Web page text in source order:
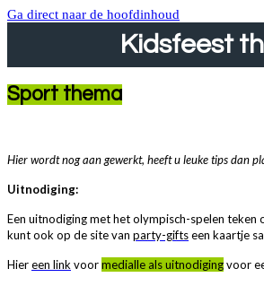
Ga direct naar de hoofdinhoud
Kidsfeest
Sport thema
Hier wordt nog aan gewerkt, heeft u leuke tips dan
Uitnodiging:
Een uitnodiging met het olympisch-spelen teken
kunt ook op de site van party-giftseen kaartje
Hiereen linkvoormedialle als uitnodigingvoor